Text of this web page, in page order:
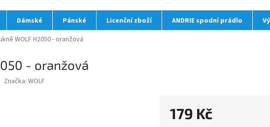
Dámské Pánské Licenční zboží ANDRIE spodní prádlo
WOLF H2050 - oranžová
- oranžová
Značka: WOLF
179 Kč